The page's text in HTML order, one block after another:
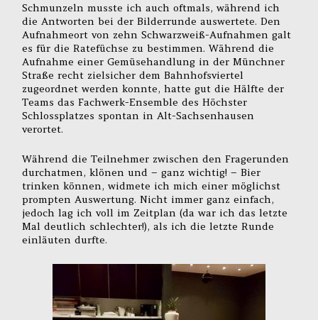
Schmunzeln musste ich auch oftmals, während ich
die Antworten bei der Bilderrunde auswertete. Den
Aufnahmeort von zehn Schwarzweiß-Aufnahmen galt
es für die Ratefüchse zu bestimmen. Während die
Aufnahme einer Gemüsehandlung in der Münchner
Straße recht zielsicher dem Bahnhofsviertel
zugeordnet werden konnte, hatte gut die Hälfte der
Teams das Fachwerk-Ensemble des Höchster
Schlossplatzes spontan in Alt-Sachsenhausen
verortet.
Während die Teilnehmer zwischen den Fragerunden
durchatmen, klönen und – ganz wichtig! – Bier
trinken können, widmete ich mich einer möglichst
prompten Auswertung. Nicht immer ganz einfach,
jedoch lag ich voll im Zeitplan (da war ich das letzte
Mal deutlich schlechter!), als ich die letzte Runde
einläuten durfte.